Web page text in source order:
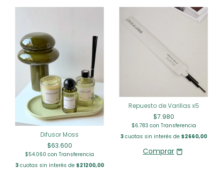
Difusor Moss
$63.600
$54.060 con Transferencia
3cuotas sin interés de $21200,00
Repuesto de Varillas x5
$7.980
$6.783 con Transferencia
3cuotas sin interés de $2660,00